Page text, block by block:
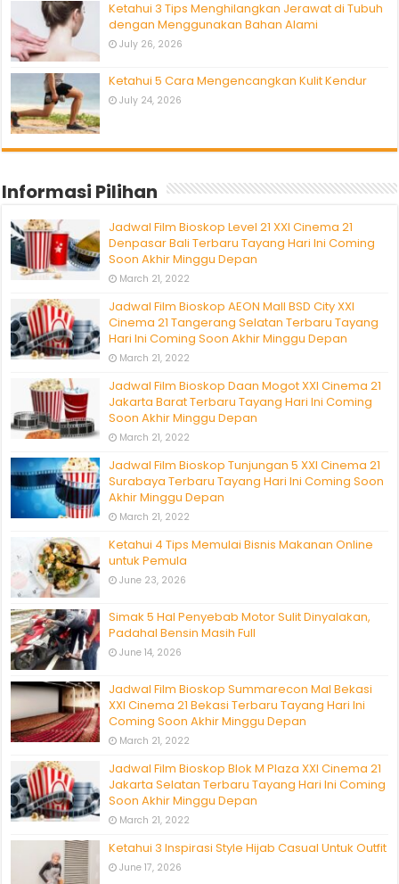
Ketahui 3 Tips Menghilangkan Jerawat di Tubuh
dengan Menggunakan Bahan Alami
July 26, 2026
Ketahui 5 Cara Mengencangkan Kulit Kendur
July 24, 2026
Informasi Pilihan
Jadwal Film Bioskop Level 21 XXI Cinema 21
Denpasar Bali Terbaru Tayang Hari Ini Coming
Soon Akhir Minggu Depan
March 21, 2022
Jadwal Film Bioskop AEON Mall BSD City XXI
Cinema 21 Tangerang Selatan Terbaru Tayang
Hari Ini Coming Soon Akhir Minggu Depan
March 21, 2022
Jadwal Film Bioskop Daan Mogot XXI Cinema 21
Jakarta Barat Terbaru Tayang Hari Ini Coming
Soon Akhir Minggu Depan
March 21, 2022
Jadwal Film Bioskop Tunjungan 5 XXI Cinema 21
Surabaya Terbaru Tayang Hari Ini Coming Soon
Akhir Minggu Depan
March 21, 2022
Ketahui 4 Tips Memulai Bisnis Makanan Online
untuk Pemula
June 23, 2026
Simak 5 Hal Penyebab Motor Sulit Dinyalakan,
Padahal Bensin Masih Full
June 14, 2026
Jadwal Film Bioskop Summarecon Mal Bekasi
XXI Cinema 21 Bekasi Terbaru Tayang Hari Ini
Coming Soon Akhir Minggu Depan
March 21, 2022
Jadwal Film Bioskop Blok M Plaza XXI Cinema 21
Jakarta Selatan Terbaru Tayang Hari Ini Coming
Soon Akhir Minggu Depan
March 21, 2022
Ketahui 3 Inspirasi Style Hijab Casual Untuk Outfit
June 17, 2026